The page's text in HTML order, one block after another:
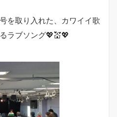
を取り入れた、カワイイ歌
ラブソング💖💒💖